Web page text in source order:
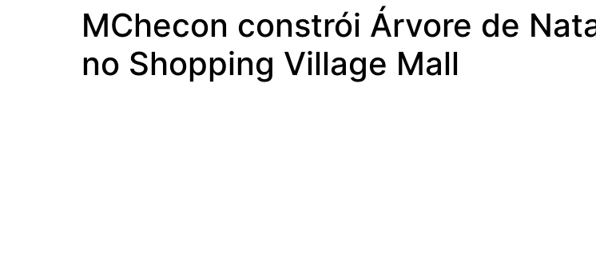
MChecon constrói Árvore de
no Shopping Village Mall